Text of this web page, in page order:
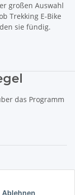
Ablehnen
großen Auswahl
Trekking E-Bike
sie fündig.
das Programm